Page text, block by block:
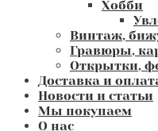
Хобби
Винтаж,
Гравюры,
Открытки,
Доставка и
Новости и статьи
Мы покупаем
О нас